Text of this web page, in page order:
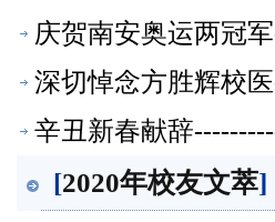
庆贺南安奥运两冠
深切悼念方胜辉校
辛丑新春献辞
[2020年校友文萃]